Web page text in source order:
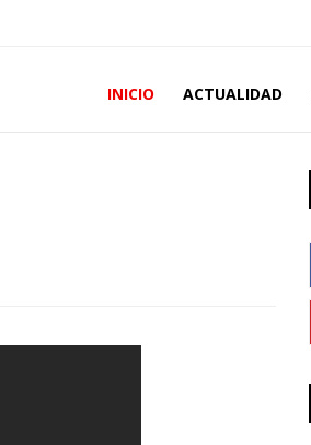
INICIO ACTUALIDAD